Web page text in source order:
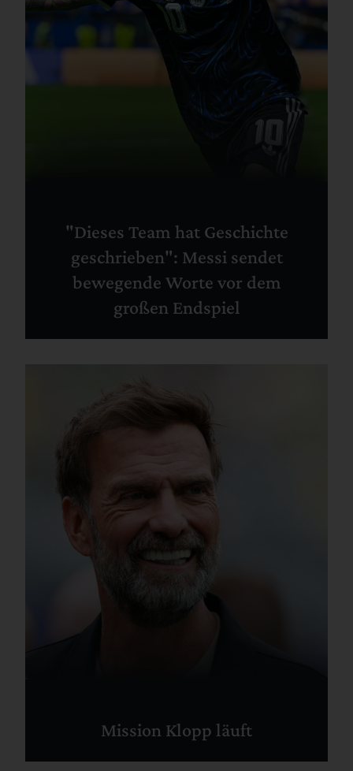
"Dieses Team hat Geschichte
geschrieben": Messi sendet
bewegende Worte vor dem
großen Endspiel
Mission Klopp läuft